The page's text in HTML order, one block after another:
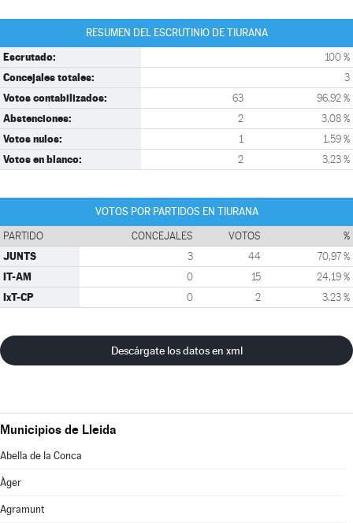
RESUMEN DEL ESCRUTINIO DE TIURANA
Escrutado: 100 %
Concejales totales: 3
Votos contabilizados: 63 96,92 %
Abstenciones: 2 3,08 %
Votos nulos: 1 1,59 %
Votos en blanco: 2 3,23 %
VOTOS POR PARTIDOS EN TIURANA
PARTIDO CONCEJALES VOTOS %
JUNTS 3 44 70,97 %
IT-AM 0 15 24,19 %
IxT-CP 0 2 3,23 %
Descárgate los datos en xml
Municipios de Lleida
Abella de la Conca
Àger
Agramunt